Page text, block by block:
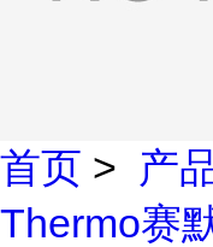
首页 > 产
Thermo赛